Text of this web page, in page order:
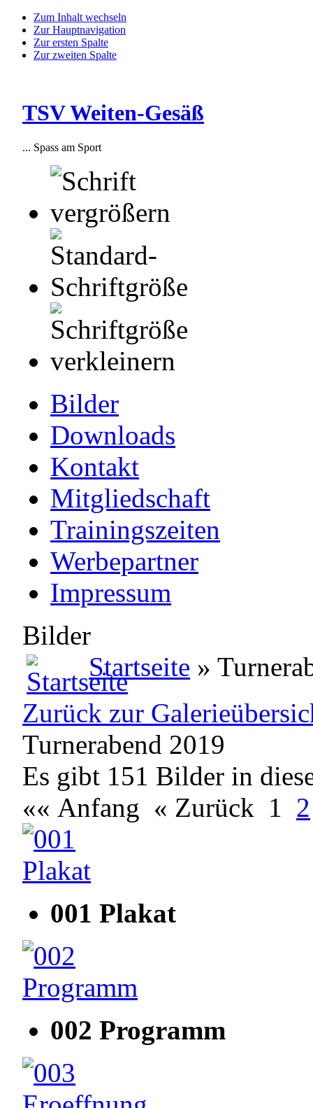
Zum Inhalt wechseln
Zur Hauptnavigation
Zur ersten Spalte
Zur zweiten Spalte
TSV Weiten-Gesäß
... Spass am Sport
Bilder
Downloads
Kontakt
Mitgliedschaft
Trainingszeiten
Werbepartner
Impressum
Bilder
Startseite »
Zurück zur
Turnerabend 2019
Es gibt 151 Bilder in
«« Anfang « Zurück 1 2
001 Plakat
002 Programm